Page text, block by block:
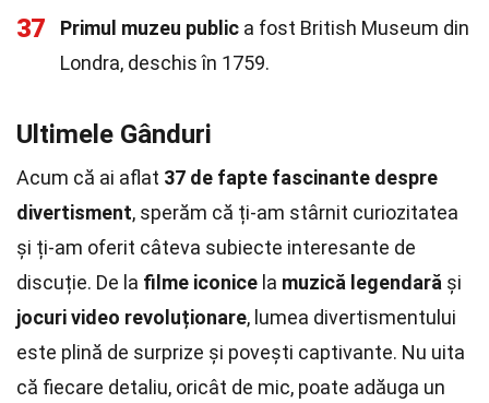
37 Primul muzeu public a fost British Museum din
Londra, deschis în 1759.
Ultimele Gânduri
Acum că ai aflat 37 de fapte fascinante despre
divertisment, sperăm că ți-am stârnit curiozitatea
și ți-am oferit câteva subiecte interesante de
discuție. De la filme iconice la muzică legendară și
jocuri video revoluționare, lumea divertismentului
este plină de surprize și povești captivante. Nu uita
că fiecare detaliu, oricât de mic, poate adăuga un